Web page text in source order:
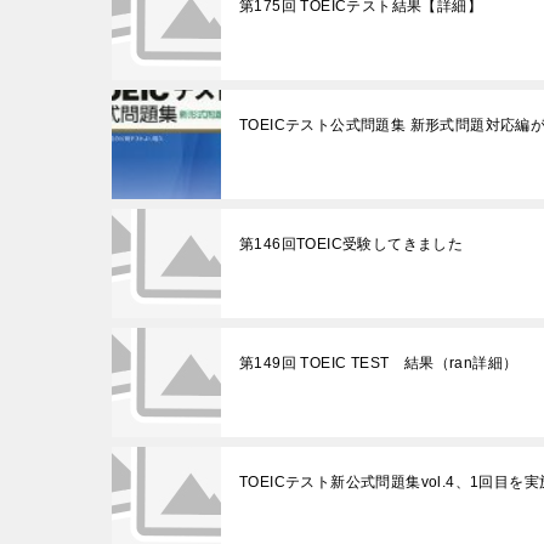
第175回 TOEICテスト結果【詳細】
TOEICテスト公式問題集 新形式問題対応編
第146回TOEIC受験してきました
第149回 TOEIC TEST 結果（ran詳細）
TOEICテスト新公式問題集vol.4、1回目を実